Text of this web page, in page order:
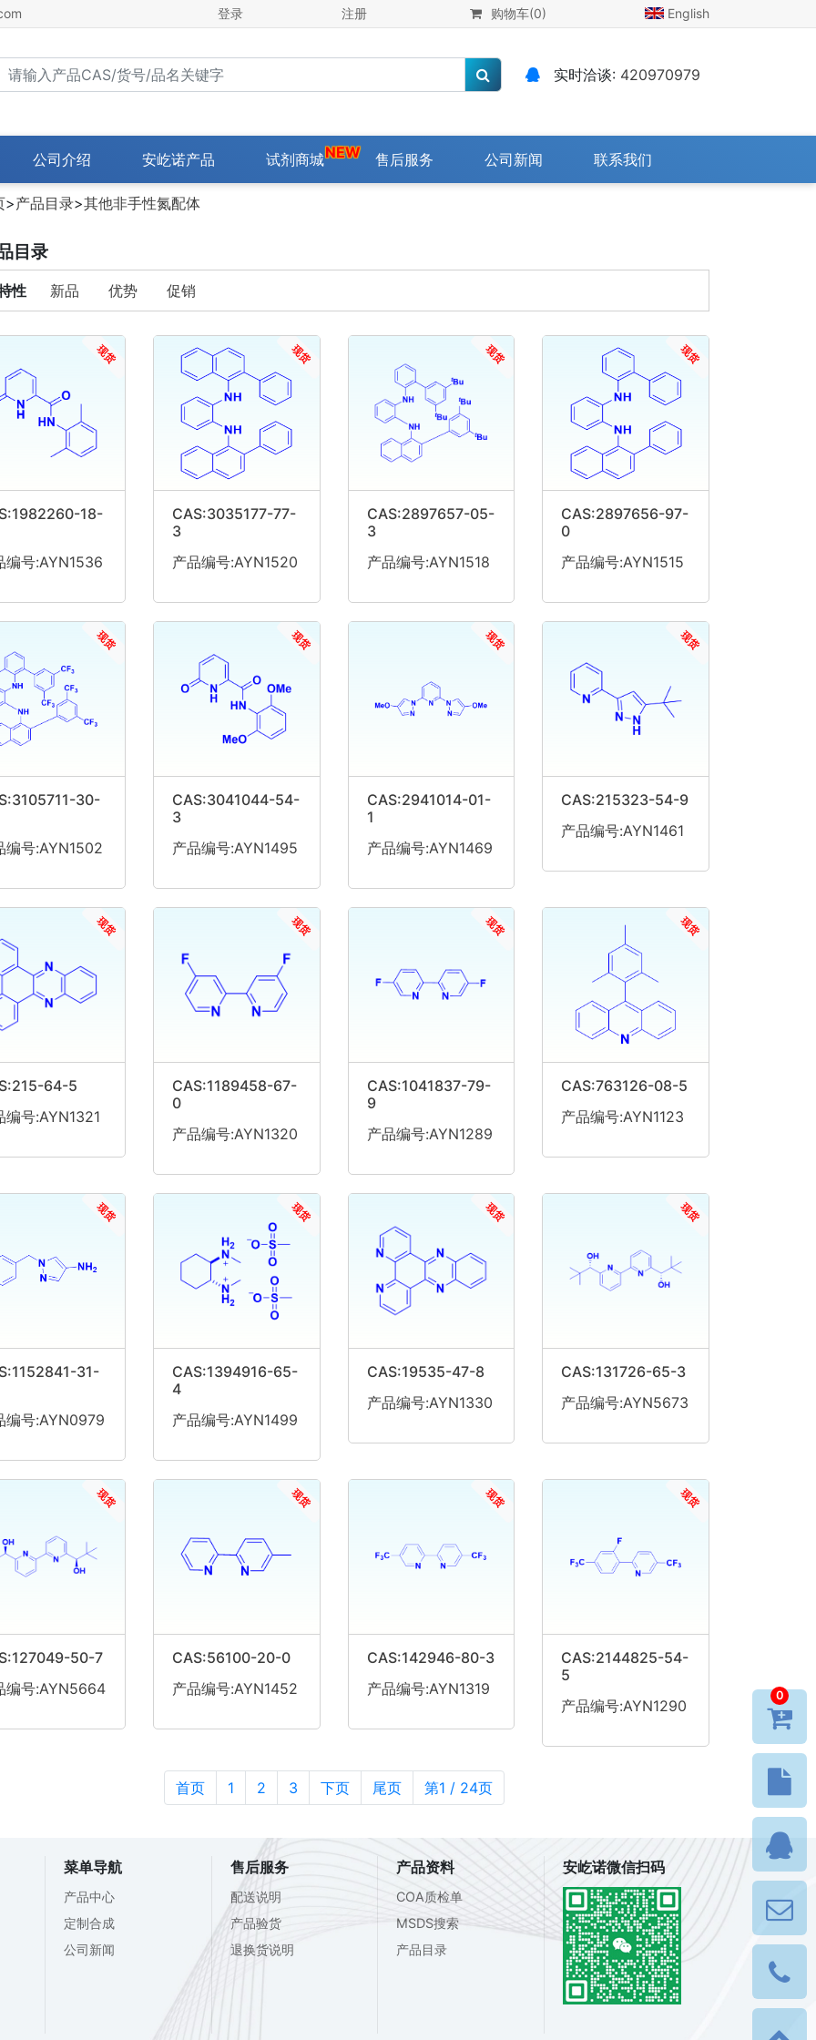
登录 注册 购物车(0) English
0
实时洽谈: 420970979
公司介绍 安屹诺产品 试剂商城 售后服务 公司新闻 联系我们
>产品目录>其他非手性氮配体
目录
性 新品 优势 促销
现货
18-
编号:AYN1536
现货
CAS:3035177-77-
3
产品编号:AYN1520
现货
CAS:2897657-05-
3
产品编号:AYN1518
现货
CAS:2897656-97-
0
产品编号:AYN1515
现货
30-
编号:AYN1502
现货
CAS:3041044-54-
3
产品编号:AYN1495
现货
CAS:2941014-01-
1
产品编号:AYN1469
现货
CAS:215323-54-9
产品编号:AYN1461
现货
64-5
编号:AYN1321
现货
CAS:1189458-67-
0
产品编号:AYN1320
现货
CAS:1041837-79-
9
产品编号:AYN1289
现货
CAS:763126-08-5
产品编号:AYN1123
现货
31-
编号:AYN0979
现货
CAS:1394916-65-
4
产品编号:AYN1499
现货
CAS:19535-47-8
产品编号:AYN1330
现货
CAS:131726-65-3
产品编号:AYN5673
现货
50-7
编号:AYN5664
现货
CAS:56100-20-0
产品编号:AYN1452
现货
CAS:142946-80-3
产品编号:AYN1319
现货
CAS:2144825-54-
5
产品编号:AYN1290
首页 1 2 3 下页 尾页 第1 / 24页
菜单导航
产品中心
定制合成
公司新闻
售后服务
配送说明
产品验货
退换货说明
产品资料
COA质检单
MSDS搜索
产品目录
安屹诺微信扫码